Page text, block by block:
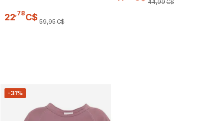
22 78C$ 59,95C$
44,99C$
-31%